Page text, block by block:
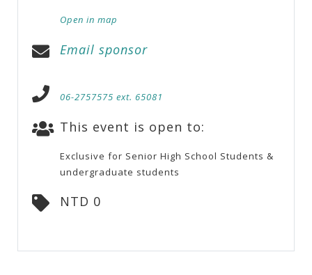
Open in map
Email sponsor
06-2757575 ext. 65081
This event is open to:
Exclusive for Senior High School Students &
undergraduate students
NTD 0